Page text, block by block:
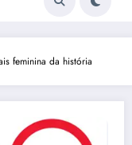
feminina da história